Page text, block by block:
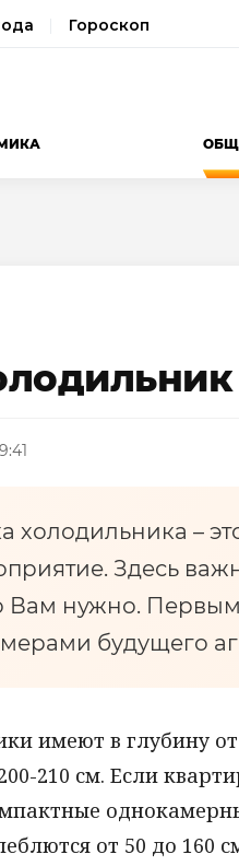
Гороскоп
холодильника –
Здесь
Вам нужно.
будущего
имеют в глубину
210 см. Если
от 50 до 160